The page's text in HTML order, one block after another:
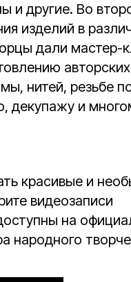
и другие. Во
изделий в
дали мастер-
нитей, резьбе
декупажу и
красивые и
видеозаписи
на
народного